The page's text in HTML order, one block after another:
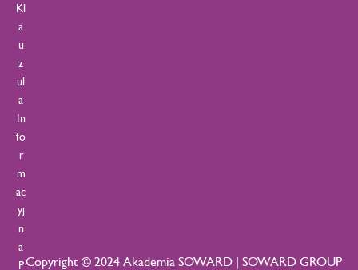
Copyright © 2024 Akademia SOWARD | SOWARD GROUP
Kl
a
u
z
ul
a
In
fo
r
m
ac
yj
n
a
P